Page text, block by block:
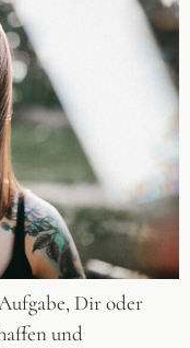
Dir oder
und